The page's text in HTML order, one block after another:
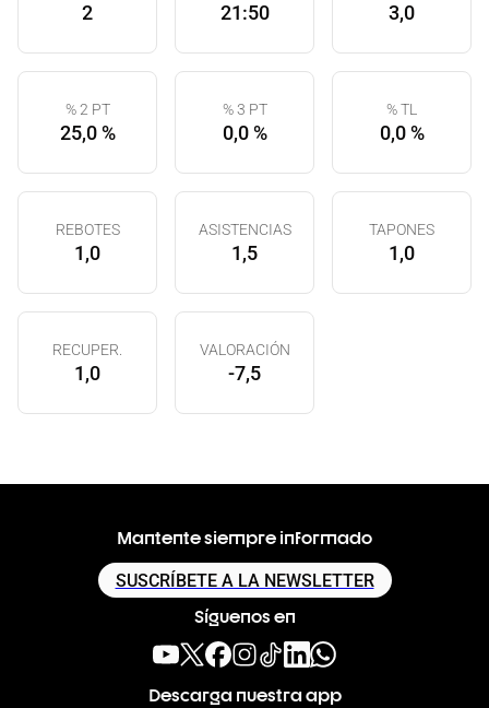
2 21:50 3,0
% 2 PT
25,0 %
% 3 PT
0,0 %
% TL
0,0 %
REBOTES
1,0
ASISTENCIAS
1,5
TAPONES
1,0
RECUPER.
1,0
VALORACIÓN
-7,5
Mantente siempre informado
SUSCRÍBETE A LA NEWSLETTER
Síguenos en
Descarga nuestra app